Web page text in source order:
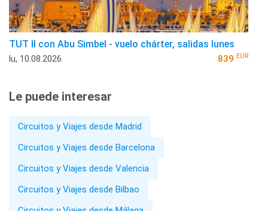
TUT II con Abu Simbel - vuelo chárter, salidas lunes
lu, 10.08.2026 839 EUR
Le puede interesar
Circuitos y Viajes desde Madrid
Circuitos y Viajes desde Barcelona
Circuitos y Viajes desde Valencia
Circuitos y Viajes desde Bilbao